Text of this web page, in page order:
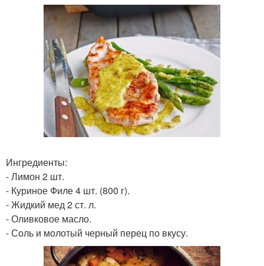
Ингредиенты:
- Лимон 2 шт.
- Куриное Филе 4 шт. (800 г).
- Жидкий мед 2 ст. л.
- Оливковое масло.
- Соль и молотый черный перец по вкусу.